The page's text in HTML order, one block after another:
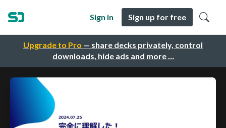
Upgrade to Pro — share decks privately, control
downloads, hide ads and more …
Sign in Sign up for free